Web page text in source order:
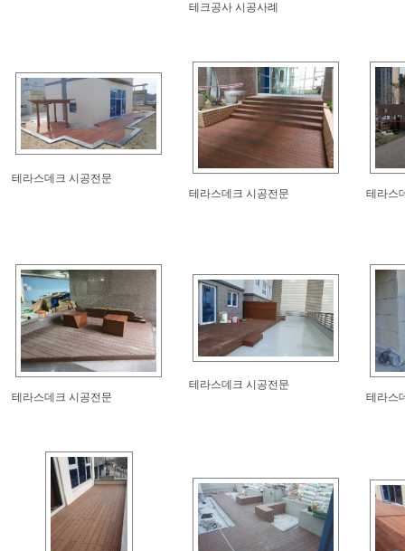
테크공사 시공사례
테라스데크 시공전문
테라스데크 시공전문
테라스
테라스데크 시공전문
테라스데크 시공전문
테라스